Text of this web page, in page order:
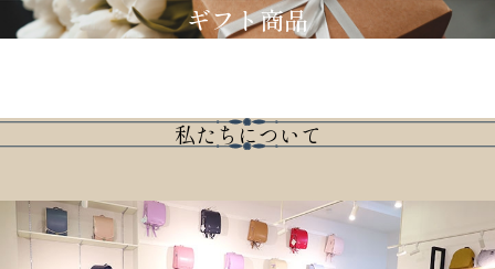
ギフト商品
私たちについて